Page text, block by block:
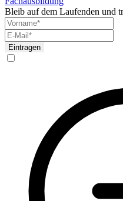
Bleib auf dem Laufenden und